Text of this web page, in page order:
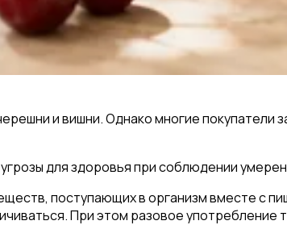
и вишни. Однако многие
для здоровья при соблюдении
поступающих в организм вместе с
При этом разовое